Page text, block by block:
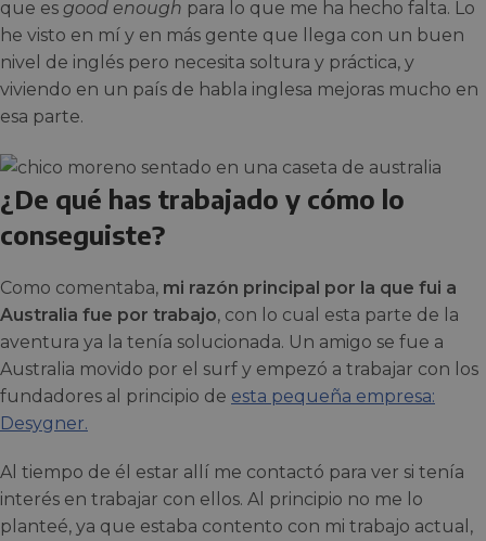
que es good enough para lo que me ha hecho falta. Lo
he visto en mí y en más gente que llega con un buen
nivel de inglés pero necesita soltura y práctica, y
viviendo en un país de habla inglesa mejoras mucho en
esa parte.
¿De qué has trabajado y cómo lo
conseguiste?
Como comentaba, mi razón principal por la que fui a
Australia fue por trabajo, con lo cual esta parte de la
aventura ya la tenía solucionada. Un amigo se fue a
Australia movido por el surf y empezó a trabajar con los
fundadores al principio de esta pequeña empresa:
Desygner.
Al tiempo de él estar allí me contactó para ver si tenía
interés en trabajar con ellos. Al principio no me lo
planteé, ya que estaba contento con mi trabajo actual,